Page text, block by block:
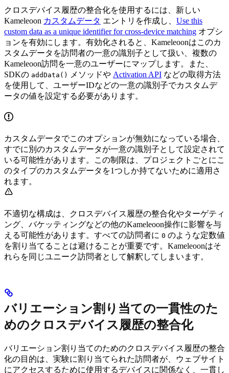
クロスデバイス履歴の整合化を使用するには、新しい
Kameleoon カスタムデータ エントリを作成し、 Use this
custom data as a unique identifier for cross-device matching オプシ
ョンを有効にします。有効化されると、Kameleoonはこのカ
スタムデータを訪問者の一意の識別子として扱い、複数の
Kameleoon訪問を一意のユーザーにマップします。また、
SDKの addData() メソッドや Activation API などの取得方法
を使用して、ユーザーIDなどの一意の識別子でカスタムデ
ータの値を設定する必要があります。
カスタムデータでこのオプションが無効になっている場合、
すでに別のカスタムデータが一意の識別子として設定されて
いる可能性があります。この制限は、プロジェクトごとにこ
のタイプのカスタムデータを1つしか持てないために適用さ
れます。
不適切な構成は、クロスデバイス履歴の整合化やターゲティ
ング、バケッティングなどの他のKameleoon操作に影響を与
える可能性があります。すべての訪問者に 0 のような定数値
を割り当てることは避けることが重要です。Kameleoonはそ
れらを同じユニーク訪問者として解釈してしまいます。
バリエーション割り当ての一貫性のた
めのクロスデバイス履歴の整合化
バリエーション割り当てのためのクロスデバイス履歴の整合
化の目的は、実験に割り当てられた訪問者が、ウェブサイト
にアクセスするために使用するデバイスに関係なく、一貫し